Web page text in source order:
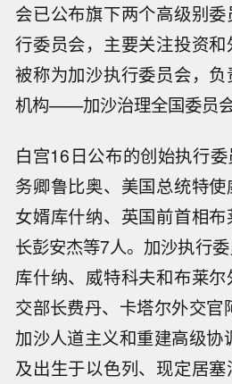
会已公布旗下两个高级别
行委员会，主要关注投资
被称为加沙执行委员会，
机构——加沙治理全国委员会
白宫16日公布的创始执行
务卿鲁比奥、美国总统特
女婿库什纳、英国前首相
长彭安杰等7人。加沙执行
库什纳、威特科夫和布莱
交部长费丹、卡塔尔外交官
加沙人道主义和重建高级协
及出生于以色列、现定居